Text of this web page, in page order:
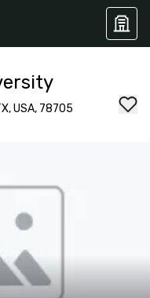
USA, 78705